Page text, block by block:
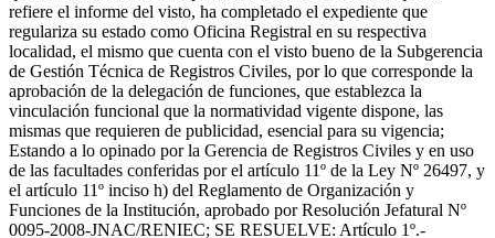
refiere el informe del visto, ha completado el expediente que
regulariza su estado como Oficina Registral en su respectiva
localidad, el mismo que cuenta con el visto bueno de la Subgerencia
de Gestión Técnica de Registros Civiles, por lo que corresponde la
aprobación de la delegación de funciones, que establezca la
vinculación funcional que la normatividad vigente dispone, las
mismas que requieren de publicidad, esencial para su vigencia;
Estando a lo opinado por la Gerencia de Registros Civiles y en uso
de las facultades conferidas por el artículo 11º de la Ley Nº 26497, y
el artículo 11º inciso h) del Reglamento de Organización y
Funciones de la Institución, aprobado por Resolución Jefatural Nº
0095-2008-JNAC/RENIEC; SE RESUELVE: Artículo 1º.-